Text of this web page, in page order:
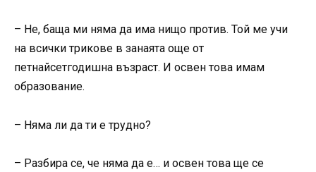
– Не, баща ми няма да има нищо против. Той ме учи
на всички трикове в занаята още от
петнайсетгодишна възраст. И освен това имам
образование.
– Няма ли да ти е трудно?
– Разбира се, че няма да е… и освен това ще се